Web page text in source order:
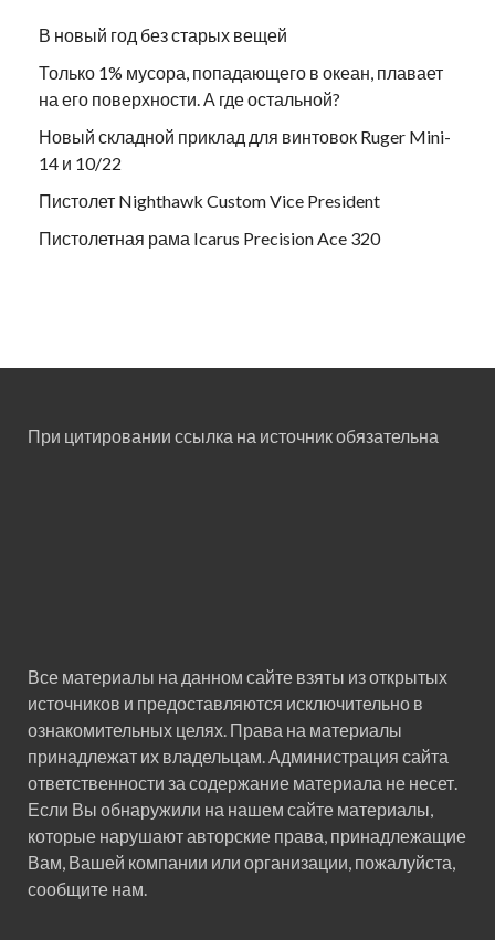
В новый год без старых вещей
Только 1% мусора, попадающего в океан, плавает
на его поверхности. А где остальной?
Новый складной приклад для винтовок Ruger Mini-
14 и 10/22
Пистолет Nighthawk Custom Vice President
Пистолетная рама Icarus Precision Ace 320
При цитировании ссылка на источник обязательна
Все материалы на данном сайте взяты из открытых
источников и предоставляются исключительно в
ознакомительных целях. Права на материалы
принадлежат их владельцам. Администрация сайта
ответственности за содержание материала не несет.
Если Вы обнаружили на нашем сайте материалы,
которые нарушают авторские права, принадлежащие
Вам, Вашей компании или организации, пожалуйста,
сообщите нам.